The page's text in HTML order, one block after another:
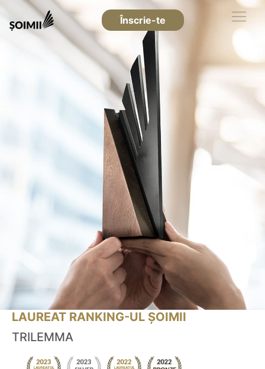
Înscrie-te
LAUREAT RANKING-UL ȘOIMII
TRILEMMA